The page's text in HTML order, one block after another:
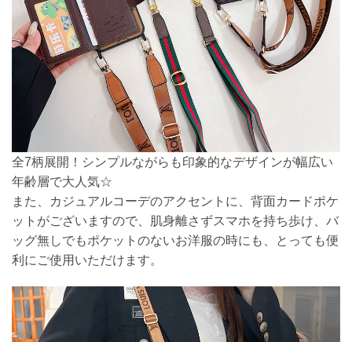
全7柄展開！シンプルながらも印象的なデザインが幅広い
年齢層で大人気☆
また、カジュアルコーデのアクセントに、背面カードポケ
ットがございますので、肌身離さずスマホを持ち歩け、バ
ッグ無しでもポケットのないお洋服の時にも、とっても便
利にご使用いただけます。